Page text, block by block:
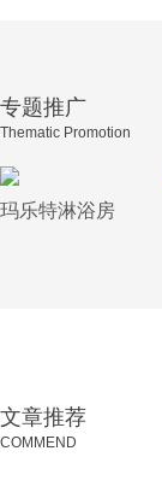
专题推广
Thematic Promotion
玛乐特淋浴房
文章推荐
COMMEND